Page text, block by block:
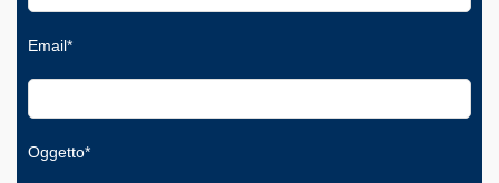
Email*
Oggetto*